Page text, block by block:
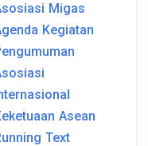
Migas
Kegiatan
Asean
Text